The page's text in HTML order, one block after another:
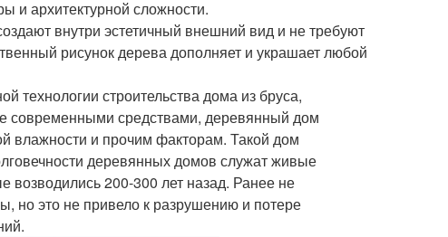
и архитектурной сложности.
внутри эстетичный внешний вид и не требуют
рисунок дерева дополняет и украшает любой
технологии строительства дома из бруса,
современными средствами, деревянный дом
влажности и прочим факторам. Такой дом
деревянных домов служат живые
200-300 лет назад. Ранее не
но это не привело к разрушению и потере